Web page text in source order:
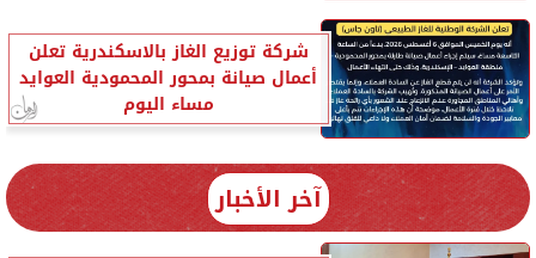
شركة توزيع الغاز بالاسكندرية تعلن
أعمال صيانة بمحور المحمودية العوايد
مساء اليوم
آخر الأخبار